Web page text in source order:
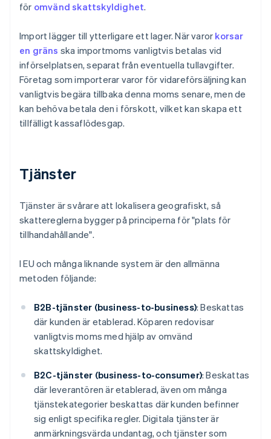
för omvänd skattskyldighet.
Import lägger till ytterligare ett lager. När varor korsar
en gräns ska importmoms vanligtvis betalas vid
införselplatsen, separat från eventuella tullavgifter.
Företag som importerar varor för vidareförsäljning kan
vanligtvis begära tillbaka denna moms senare, men de
kan behöva betala den i förskott, vilket kan skapa ett
tillfälligt kassaflödesgap.
Tjänster
Tjänster är svårare att lokalisera geografiskt, så
skattereglerna bygger på principerna för "plats för
tillhandahållande".
I EU och många liknande system är den allmänna
metoden följande:
B2B-tjänster (business-to-business): Beskattas
där kunden är etablerad. Köparen redovisar
vanligtvis moms med hjälp av omvänd
skattskyldighet.
B2C-tjänster (business-to-consumer): Beskattas
där leverantören är etablerad, även om många
tjänstekategorier beskattas där kunden befinner
sig enligt specifika regler. Digitala tjänster är
anmärkningsvärda undantag, och tjänster som